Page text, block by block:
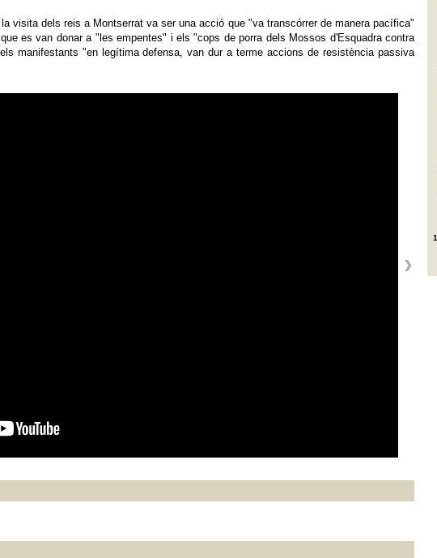
visita dels reis a Montserrat va ser una acció que "va transcórrer de manera pacífica"
es van donar a "les empentes" i els "cops de porra dels Mossos d'Esquadra contra
manifestants "en legítima defensa, van dur a terme accions de resistència passiva